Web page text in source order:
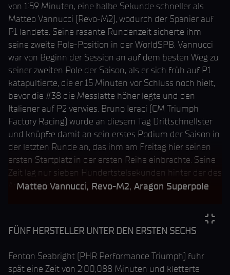
von 1:59 Minuten, eine halbe Sekunde schneller als
Matteo Vannucci (Revo-M2), wodurch der Spanier auf
P1 landete. Seine rasante Rundenzeit sicherte ihm
seine zweite Pole-Position in der WorldSPB. Vannucci
war von Beginn der Session an auf dem besten Weg zu
seiner zweiten Pole der Saison, als er sich früh auf P1
katapultierte, die er 15 Minuten vor Schluss noch hielt,
bevor die #38 die Messlatte höher legte und den
Italiener auf P2 verwies. Bruno Ieraci (CM Triumph
Factory Racing) wurde an diesem Tag Drittschnellster
und knüpfte damit an sein erstes Podium der Saison in
der letzten Runde an, das ihm am Freitag hier seinen
ersten Startplatz in der ersten Reihe einbrachte. Seine
Zeit lag nur sieben Hundertstelsekunden hinter der des
Aprilia-Fahrers.
Matteo Vannucci, Revo-M2, Aragon Superpole
FÜNF HERSTELLER UNTER DEN ERSTEN SECHS
Fenton Seabright (PHR Performance Triumph) fuhr
spät eine Zeit von 2:00,088 Minuten und kletterte